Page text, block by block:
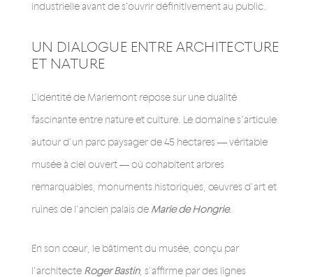
industrielle avant de s’ouvrir définitivement au public.
UN DIALOGUE ENTRE ARCHITECTURE
ET NATURE
L’identité de Mariemont repose sur une dualité
fascinante entre nature et culture. Le domaine s’articule
autour d’un parc paysager de 45 hectares — véritable
musée à ciel ouvert — où cohabitent arbres
remarquables, monuments historiques, œuvres d’art et
ruines de l’ancien palais de Marie de Hongrie.
En son cœur, le bâtiment du musée, conçu par
l’architecte Roger Bastin, s’affirme par des lignes